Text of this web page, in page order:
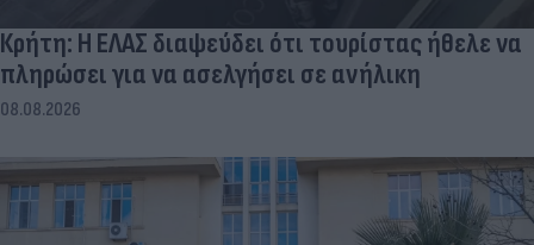
Κρήτη: Η ΕΛΑΣ διαψεύδει ότι τουρίστας ήθελε να
πληρώσει για να ασελγήσει σε ανήλικη
08.08.2026